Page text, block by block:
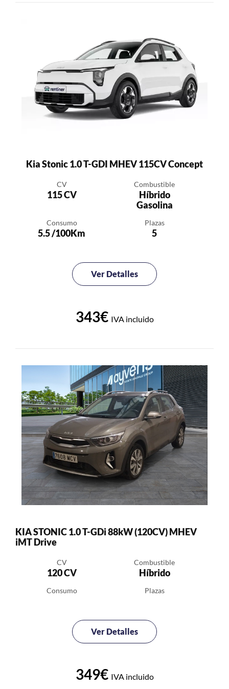
Kia Stonic 1.0 T-GDI MHEV 115CV Concept
CV
115 CV
Combustible
Híbrido
Gasolina
Consumo
5.5 /100Km
Plazas
5
Ver Detalles
343€ IVA incluido
KIA STONIC 1.0 T-GDi 88kW (120CV) MHEV
iMT Drive
CV
120 CV
Combustible
Híbrido
Consumo Plazas
Ver Detalles
349€ IVA incluido